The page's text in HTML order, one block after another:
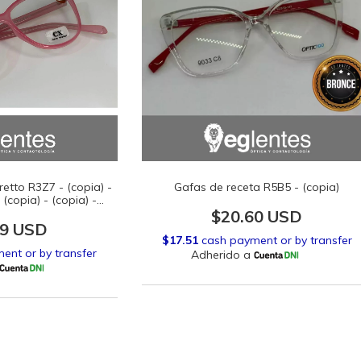
R3Z7 - (copia) -
- (copia) -
- (copia) -
- (copia) -
- (copia) -
- (copia) -
USD
Gafas de receta R5B5 - (copia)
$20.60 USD